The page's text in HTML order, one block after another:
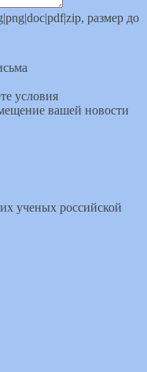
размер до
условия
вашей новости
ученых российской